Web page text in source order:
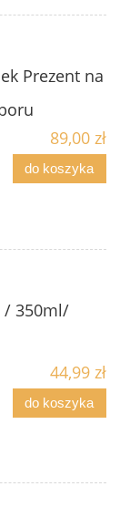
Prezent na
89,00 zł
do koszyka
/ 350ml/
44,99 zł
do koszyka